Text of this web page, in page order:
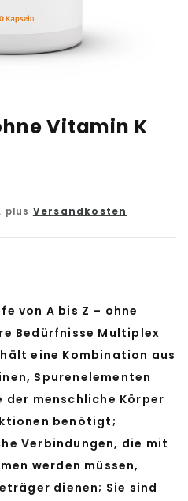
Vitamin K
plus Versandkosten
von A bis Z – ohne
Bedürfnisse Multiplex
eine Kombination aus
Spurenelementen
menschliche Körper
benötigt;
Verbindungen, die mit
werden müssen,
dienen; Sie sind